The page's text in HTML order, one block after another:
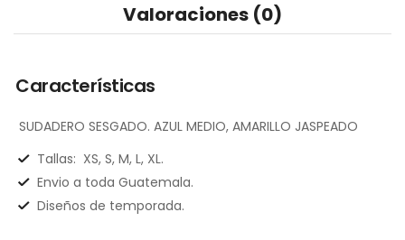
Valoraciones (0)
Características
SUDADERO SESGADO. AZUL MEDIO, AMARILLO JASPEADO
Tallas: XS, S, M, L, XL.
Envio a toda Guatemala.
Diseños de temporada.